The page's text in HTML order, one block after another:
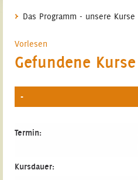
Das Programm - unsere Kurse
Vorlesen
Gefundene Kurse
-
Termin:
Kursdauer: